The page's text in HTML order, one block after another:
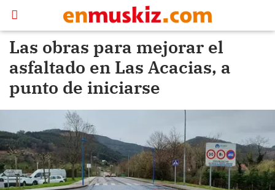
Las obras para mejorar el
asfaltado en Las Acacias, a
punto de iniciarse